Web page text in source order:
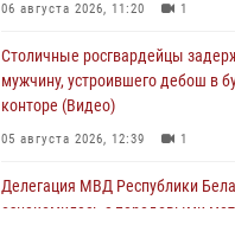
06 августа 2026, 11:20 1
Столичные росгвардейцы
мужчину, устроившего дебош в
конторе (Видео)
05 августа 2026, 12:39 1
Делегация МВД Республики
ознакомилась с передовыми